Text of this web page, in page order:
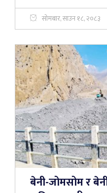
सोमबार, साउन १८, २०८३
बेनी-जोमसोम र